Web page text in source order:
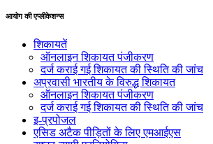
आयोग की एप्लीकेशन्स
शिकायतें
ऑनलाइन शिकायत पंजीकरण
दर्ज कराई गई शिकायत की स्थिति की जांच
अप्रवासी भारतीय के विरुद्ध शिकायत
ऑनलाइन शिकायत पंजीकरण
दर्ज कराई गई शिकायत की स्थिति की जांच
इ-प्रपोजल
एसिड अटैक पीड़ितों के लिए एमआईएस